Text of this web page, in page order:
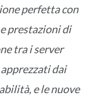
perfetta con
prestazioni di
tra i server
dai
e le nuove